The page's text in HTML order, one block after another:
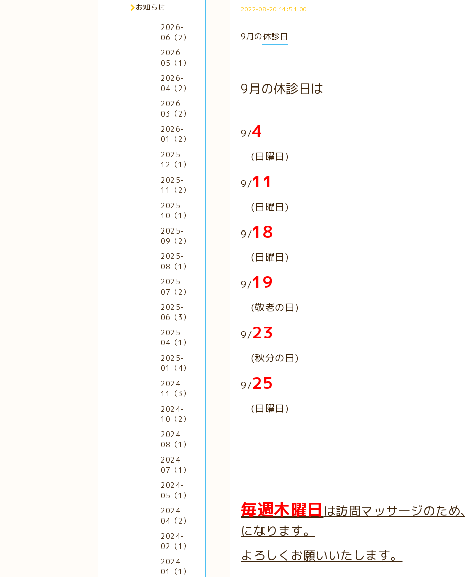
2022-08-20 14:51:00
9月の休診日
9月の休診日は
9/4
(日曜日)
9/11
(日曜日)
9/18
(日曜日)
9/19
(敬老の日)
9/23
(秋分の日)
9/25
(日曜日)
毎週木曜日 は訪問マッサージのため、
になります。
よろしくお願いいたします。
お知らせ
2026-
06（2）
2026-
05（1）
2026-
04（2）
2026-
03（2）
2026-
01（2）
2025-
12（1）
2025-
11（2）
2025-
10（1）
2025-
09（2）
2025-
08（1）
2025-
07（2）
2025-
06（3）
2025-
04（1）
2025-
01（4）
2024-
11（3）
2024-
10（2）
2024-
08（1）
2024-
07（1）
2024-
05（1）
2024-
04（2）
2024-
02（1）
2024-
01（1）